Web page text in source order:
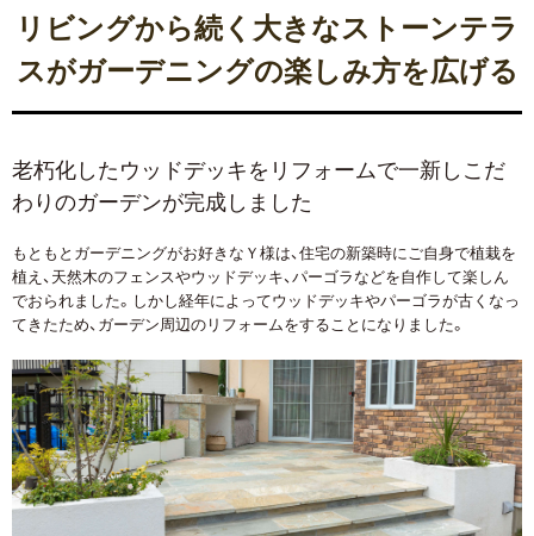
リビングから続く大きなストーンテラ
スがガーデニングの楽しみ方を広げる
老朽化したウッドデッキをリフォームで一新しこだ
わりのガーデンが完成しました
もともとガーデニングがお好きなＹ様は、住宅の新築時にご自身で植栽を
植え、天然木のフェンスやウッドデッキ、パーゴラなどを自作して楽しん
でおられました。しかし経年によってウッドデッキやパーゴラが古くなっ
てきたため、ガーデン周辺のリフォームをすることになりました。